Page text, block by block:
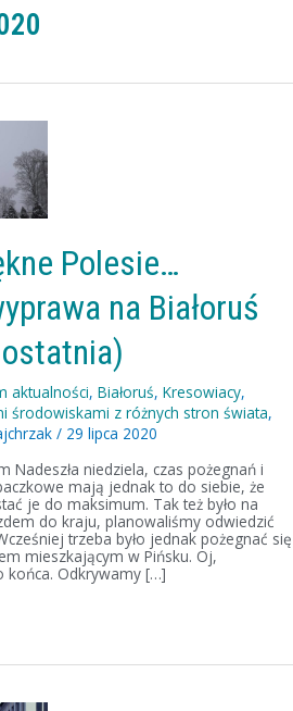
Polesie…
na Białoruś
aktualności,Białoruś,Kresowiacy,
środowiskami z różnych stron świata,
/ 29 lipca 2020
Nadeszła niedziela, czas pożegnań i
mają jednak to do siebie, że
je do maksimum. Tak też było na
do kraju, planowaliśmy odwiedzić
trzeba było jednak pożegnać się
mieszkającym w Pińsku. Oj,
końca. Odkrywamy […]